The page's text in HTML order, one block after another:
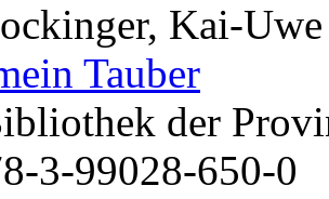
Kai-
Tauber
der
3-99028-650-0